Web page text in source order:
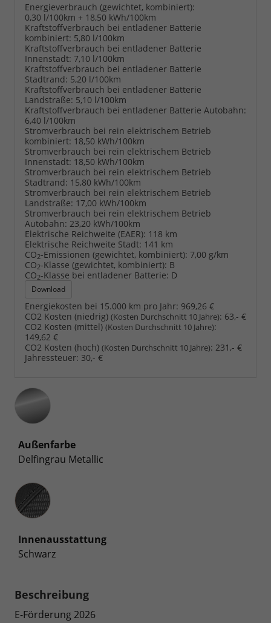
Energieverbrauch (gewichtet, kombiniert):
0,30 l/100km + 18,50 kWh/100km
Kraftstoffverbrauch bei entladener Batterie
kombiniert: 5,80 l/100km
Kraftstoffverbrauch bei entladener Batterie
Innenstadt: 7,10 l/100km
Kraftstoffverbrauch bei entladener Batterie
Stadtrand: 5,20 l/100km
Kraftstoffverbrauch bei entladener Batterie
Landstraße: 5,10 l/100km
Kraftstoffverbrauch bei entladener Batterie Autobahn:
6,40 l/100km
Stromverbrauch bei rein elektrischem Betrieb
kombiniert: 18,50 kWh/100km
Stromverbrauch bei rein elektrischem Betrieb
Innenstadt: 18,50 kWh/100km
Stromverbrauch bei rein elektrischem Betrieb
Stadtrand: 15,80 kWh/100km
Stromverbrauch bei rein elektrischem Betrieb
Landstraße: 17,00 kWh/100km
Stromverbrauch bei rein elektrischem Betrieb
Autobahn: 23,20 kWh/100km
Elektrische Reichweite (EAER): 118 km
Elektrische Reichweite Stadt: 141 km
CO2-Emissionen (gewichtet, kombiniert): 7,00 g/km
CO2-Klasse (gewichtet, kombiniert): B
CO2-Klasse bei entladener Batterie: D
Download
Energiekosten bei 15.000 km pro Jahr: 969,26 €
CO2 Kosten (niedrig) (Kosten Durchschnitt 10 Jahre): 63,- €
CO2 Kosten (mittel) (Kosten Durchschnitt 10 Jahre):
149,62 €
CO2 Kosten (hoch) (Kosten Durchschnitt 10 Jahre): 231,- €
Jahressteuer: 30,- €
Außenfarbe
Delfingrau Metallic
Innenausstattung
Innenausstattung
Schwarz
Beschreibung
E-Förderung 2026